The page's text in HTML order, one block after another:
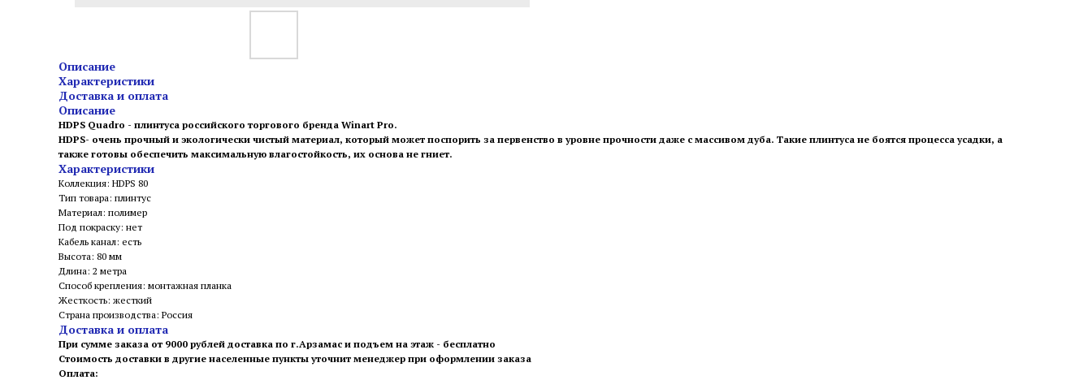
Описание
Характеристики
Доставка и оплата
Описание
HDPS Quadro - плинтуса российского торгового бренда Winart Pro.
HDPS- очень прочный и экологически чистый материал, который может поспорить за первенство в уровне прочности даже с массивом дуба. Такие плинтуса не боятся процесса усадки, а
также готовы обеспечить максимальную влагостойкость, их основа не гниет.
Характеристики
Коллекция: HDPS 80
Тип товара: плинтус
Материал: полимер
Под покраску: нет
Кабель канал: есть
Высота: 80 мм
Длина: 2 метра
Способ крепления: монтажная планка
Жесткость: жесткий
Страна производства: Россия
Доставка и оплата
При сумме заказа от 9000 рублей доставка по г.Арзамас и подъем на этаж - бесплатно
Стоимость доставки в другие населенные пункты уточнит менеджер при оформлении заказа
Оплата: